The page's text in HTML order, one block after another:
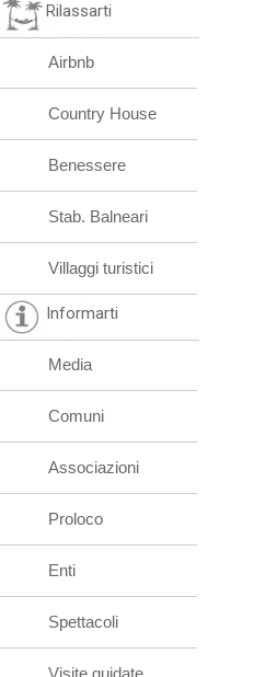
Rilassarti
Airbnb
Country House
Benessere
Stab. Balneari
Villaggi turistici
Informarti
Media
Comuni
Associazioni
Proloco
Enti
Spettacoli
Visite guidate